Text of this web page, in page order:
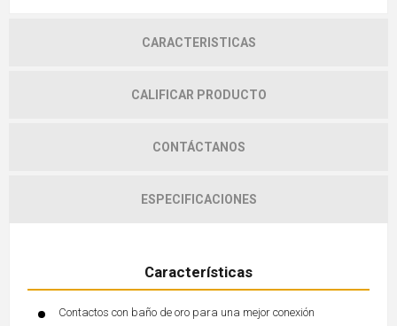
CARACTERISTICAS
CALIFICAR PRODUCTO
CONTÁCTANOS
ESPECIFICACIONES
Características
Contactos con baño de oro para una mejor conexión